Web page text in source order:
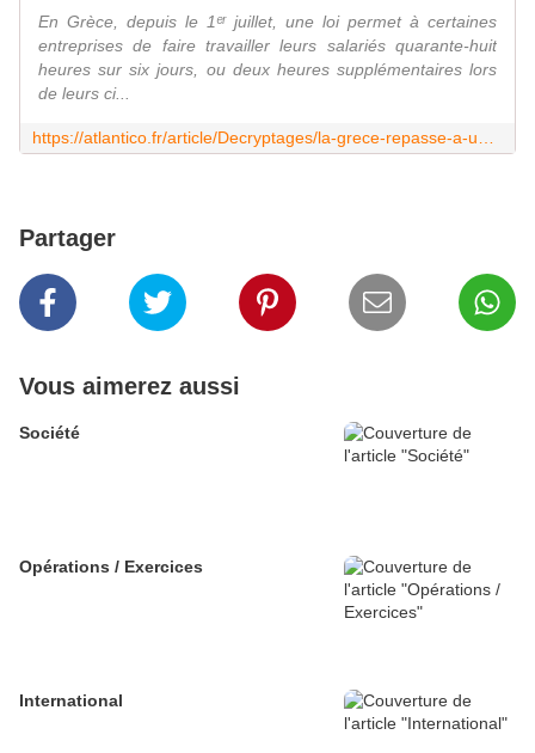
En Grèce, depuis le 1ᵉʳ juillet, une loi permet à certaines
entreprises de faire travailler leurs salariés quarante-huit
heures sur six jours, ou deux heures supplémentaires lors
de leurs ci...
Partager
Vous aimerez aussi
Société
Opérations / Exercices
International